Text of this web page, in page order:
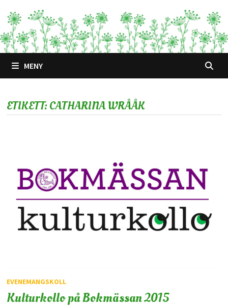
till
innehåll
MENY
ETIKETT:CATHARINA WRÅÅK
EVENEMANGSKOLL
Kulturkollo på Bokmässan 2015